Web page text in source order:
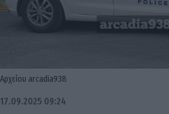
Αρχείου arcadia938
17.09.2025 09:24